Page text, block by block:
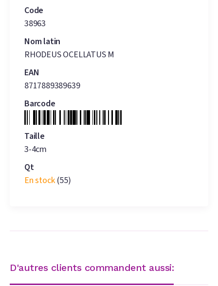
Code
38963
Nom latin
RHODEUS OCELLATUS M
EAN
8717889389639
Barcode
Taille
3-4cm
Qt
En stock (55)
D'autres clients commandent aussi: